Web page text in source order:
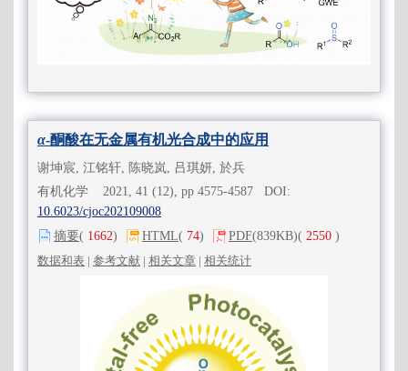
α-酮酸在无金属有机光合成中的应用
谢坤宸, 江铭轩, 陈晓岚, 吕琪妍, 於兵
有机化学 2021, 41 (12), pp 4575-4587 DOI:
10.6023/cjoc202109008
摘要( 1662) HTML( 74) PDF(839KB)( 2550 )
数据和表 | 参考文献 | 相关文章 | 相关统计